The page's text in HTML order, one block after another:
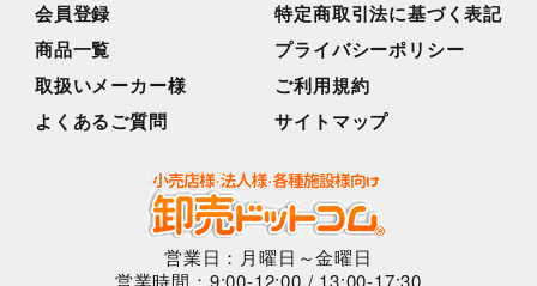
会員登録
商品一覧
取扱いメーカー様
よくあるご質問
特定商取引法に基づく表記
プライバシーポリシー
ご利用規約
サイトマップ
営業日：月曜日～金曜日
営業時間：9:00-12:00 / 13:00-17:30